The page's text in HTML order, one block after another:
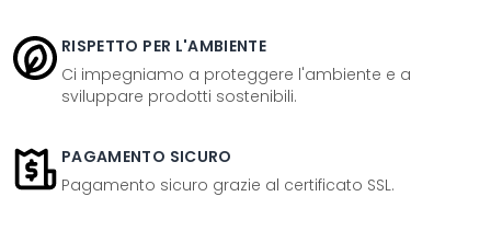
RISPETTO PER L'AMBIENTE
Ci impegniamo a proteggere l'ambiente e a
sviluppare prodotti sostenibili.
PAGAMENTO SICURO
Pagamento sicuro grazie al certificato SSL.